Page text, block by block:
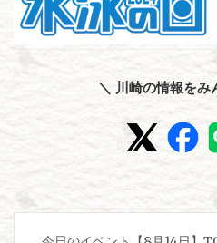
＼ 川崎の情報をみ